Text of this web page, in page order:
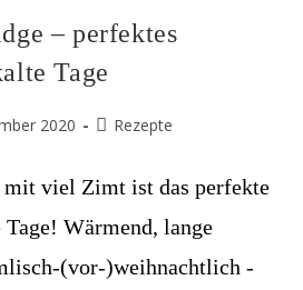
– perfektes
Tage
2020
Beitrags-
Rezepte
viel Zimt ist das perfekte
Wärmend, lange
(vor-)weihnachtlich -